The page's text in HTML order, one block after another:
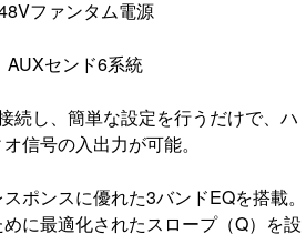
ファンタム電源
AUXセンド6系統
続し、簡単な設定を行うだけで、ハ
信号の入出力が可能。
ポンスに優れた3バンドEQを搭載。
に最適化されたスロープ（Q）を設